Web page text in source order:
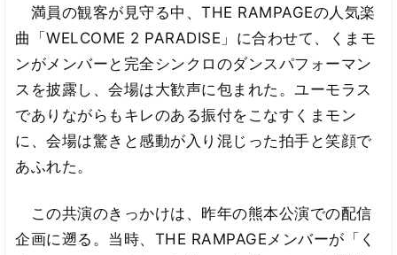
満員の観客が見守る中、THE RAMPAGEの人気楽
曲「WELCOME 2 PARADISE」に合わせて、くまモ
ンがメンバーと完全シンクロのダンスパフォーマン
スを披露し、会場は大歓声に包まれた。ユーモラス
でありながらもキレのある振付をこなすくまモン
に、会場は驚きと感動が入り混じった拍手と笑顔で
あふれた。
この共演のきっかけは、昨年の熊本公演での配信
企画に遡る。当時、THE RAMPAGEメンバーが「く